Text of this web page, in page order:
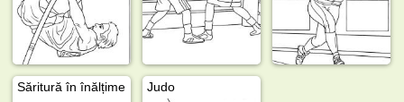
Săritură în înălțime Judo